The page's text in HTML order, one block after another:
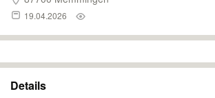
19.04.2026
Details